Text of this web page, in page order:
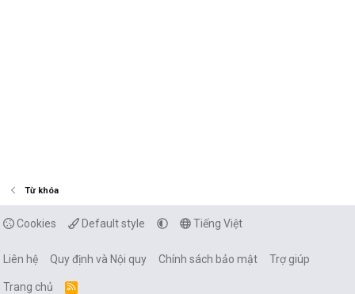
Từ khóa
Cookies Default style Tiếng Việt
Liên hệ Quy định và Nội quy Chính sách bảo mật Trợ giúp
Trang chủ
R